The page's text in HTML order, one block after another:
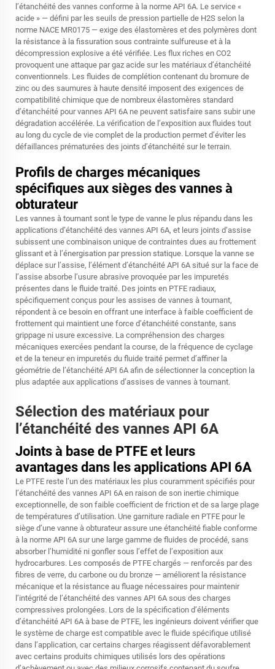
l’étanchéité des vannes conforme à la norme API 6A. Le service «
acide » — défini par les seuils de pression partielle de H2S selon la
norme NACE MR0175 — exige des élastomères et des polymères dont
la résistance à la fissuration sous contrainte sulfureuse et à la
décompression explosive a été vérifiée. Les flux riches en CO2
provoquent une attaque par gaz acide sur les matériaux d’étanchéité
conventionnels. Les fluides de complétion contenant du bromure de
zinc ou des saumures à haute densité imposent des exigences de
compatibilité chimique que de nombreux élastomères standard
d’étanchéité pour vannes API 6A ne peuvent satisfaire sans subir une
dégradation accélérée. La vérification de l’exposition aux fluides tout
au long du cycle de vie complet de la production permet d’éviter les
défaillances prématurées des joints d’étanchéité sur le terrain.
Profils de charges mécaniques
spécifiques aux sièges des vannes à
obturateur
Les vannes à tournant sont le type de vanne le plus répandu dans les
applications d’étanchéité des vannes API 6A, et leurs joints d’assise
subissent une combinaison unique de contraintes dues au frottement
glissant et à l’énergisation par pression statique. Lorsque la vanne se
déplace sur l’assise, l’élément d’étanchéité API 6A situé sur la face de
l’assise absorbe l’usure abrasive provoquée par les impuretés
présentes dans le fluide traité. Des joints en PTFE radiaux,
spécifiquement conçus pour les assises de vannes à tournant,
répondent à ce besoin en offrant une interface à faible coefficient de
frottement qui maintient une force d’étanchéité constante, sans
grippage ni usure excessive. La compréhension des charges
mécaniques exercées pendant la course, de la fréquence de cyclage
et de la teneur en impuretés du fluide traité permet d’affiner la
géométrie de l’étanchéité API 6A afin de sélectionner la conception la
plus adaptée aux applications d’assises de vannes à tournant.
Sélection des matériaux pour
l’étanchéité des vannes API 6A
Joints à base de PTFE et leurs
avantages dans les applications API 6A
Le PTFE reste l’un des matériaux les plus couramment spécifiés pour
l’étanchéité des vannes API 6A en raison de son inertie chimique
exceptionnelle, de son faible coefficient de friction et de sa large plage
de températures d’utilisation. Une garniture radiale en PTFE pour le
siège d’une vanne à obturateur assure une étanchéité fiable conforme
à la norme API 6A sur une large gamme de fluides de procédé, sans
absorber l’humidité ni gonfler sous l’effet de l’exposition aux
hydrocarbures. Les composés de PTFE chargés — renforcés par des
fibres de verre, du carbone ou du bronze — améliorent la résistance
mécanique et la résistance au fluage nécessaires pour maintenir
l’intégrité de l’étanchéité des vannes API 6A sous des charges
compressives prolongées. Lors de la spécification d’éléments
d’étanchéité API 6A à base de PTFE, les ingénieurs doivent vérifier que
le système de charge est compatible avec le fluide spécifique utilisé
dans l’application, car certains charges réagissent défavorablement
avec certains produits chimiques utilisés lors des opérations